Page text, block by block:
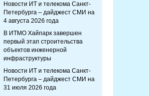
Новости ИТ и телекома Санкт-
Петербурга – дайджест СМИ на
4 августа 2026 года
В ИТМО Хайпарк завершен
первый этап строительства
объектов инженерной
инфраструктуры
Новости ИТ и телекома Санкт-
Петербурга – дайджест СМИ на
31 июля 2026 года